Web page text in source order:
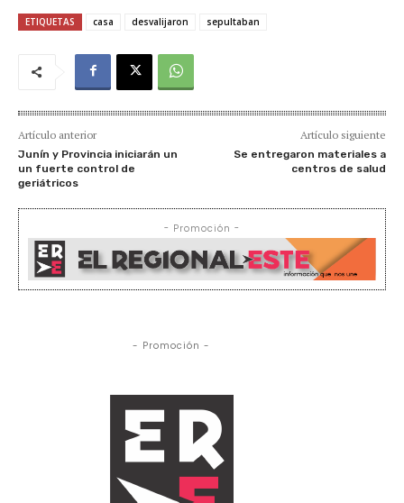
ETIQUETAS casa desvalijaron sepultaban
Artículo anterior
Junín y Provincia iniciarán un
un fuerte control de
geriátricos
Artículo siguiente
Se entregaron materiales a
centros de salud
- Promoción -
- Promoción -